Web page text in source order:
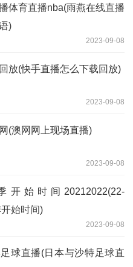
体育直播nba(雨燕在线直播
)
2023-09-08
放(快手直播怎么下载回放)
2023-09-08
(澳网网上现场直播)
2023-09-08
开始时间20212022(22-
始时间)
2023-09-08
球直播(日本与沙特足球直